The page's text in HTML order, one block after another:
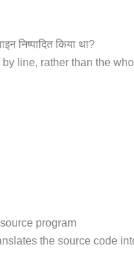
निष्पादित किया था?
line, rather than the
source program
the source code